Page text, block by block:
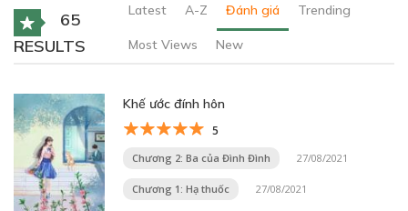
65
RESULTS
Latest A-Z Đánh giá Trending
Most Views New
Khế ước đính hôn
5
Chương 2: Ba của Đình Đình 27/08/2021
Chương 1: Hạ thuốc 27/08/2021